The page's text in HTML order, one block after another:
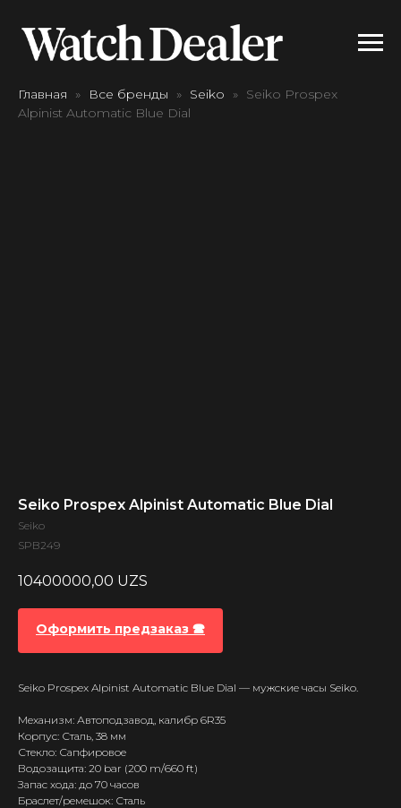
Главная Все бренды Seiko
Seiko Prospex
Alpinist Automatic Blue Dial
Seiko Prospex Alpinist Automatic Blue Dial
Seiko
SPB249
10400000,00 UZS
Оформить предзаказ 🕿
Seiko Prospex Alpinist Automatic Blue Dial — мужские часы Seiko.
Механизм: Автоподзавод, калибр 6R35
Корпус: Сталь, 38 мм
Стекло: Сапфировое
Водозащита: 20 bar (200 m/660 ft)
Запас хода: до 70 часов
Браслет/ремешок: Сталь